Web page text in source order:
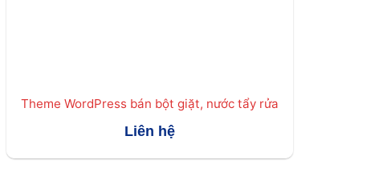
Theme WordPress bán bột giặt, nước tẩy rửa
Liên hệ